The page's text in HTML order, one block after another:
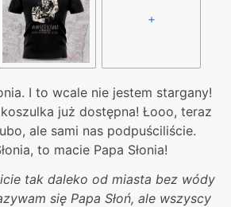
+
I to wcale nie jestem stargany!
już dostępna! Łooo, teraz
ale sami nas podpuściliście.
to macie Papa Słonia!
tak daleko od miasta bez wódy
się Papa Słoń, ale wszyscy